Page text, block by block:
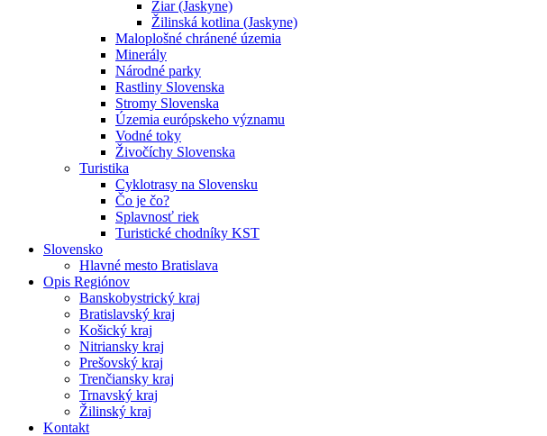
Žiar (Jaskyne)
Žilinská kotlina (Jaskyne)
Maloplošné chránené územia
Minerály
Národné parky
Rastliny Slovenska
Stromy Slovenska
Územia európskeho významu
Vodné toky
Živočíchy Slovenska
Turistika
Cyklotrasy na Slovensku
Čo je čo?
Splavnosť riek
Turistické chodníky KST
Slovensko
Hlavné mesto Bratislava
Opis Regiónov
Banskobystrický kraj
Bratislavský kraj
Košický kraj
Nitriansky kraj
Prešovský kraj
Trenčiansky kraj
Trnavský kraj
Žilinský kraj
Kontakt